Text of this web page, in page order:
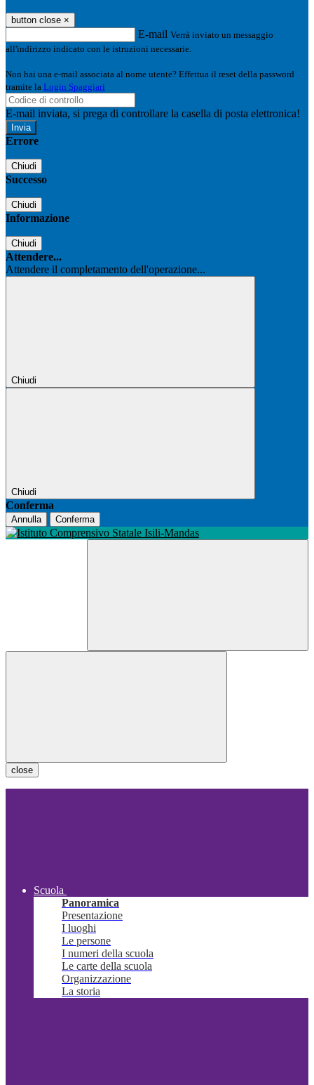
button close ×
E-mail Verrà inviato un messaggio
all'indirizzo indicato con le istruzioni necessarie.
Non hai una e-mail associata al nome utente? Effettua il reset della password
tramite la Login Spaggiari
E-mail inviata, si prega di controllare la casella di posta elettronica!
Errore
Chiudi
Successo
Chiudi
Informazione
Chiudi
Attendere...
Attendere il completamento dell'operazione...
Chiudi
Chiudi
Conferma
Annulla Conferma
close
Scuola
Panoramica
Presentazione
I luoghi
Le persone
I numeri della scuola
Le carte della scuola
Organizzazione
La storia